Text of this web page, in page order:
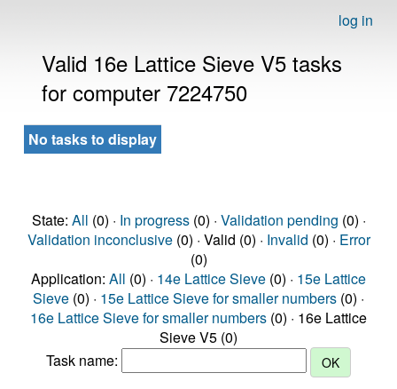
log in
Valid 16e Lattice Sieve V5 tasks
for computer 7224750
No tasks to display
State: All (0) · In progress(0) · Validation pending (0) ·
Validation inconclusive(0) · Valid (0) · Invalid (0) · Error
(0)
Application: All (0) · 14e Lattice Sieve (0) · 15e Lattice
Sieve (0) · 15e Lattice Sieve for smaller numbers (0) ·
16e Lattice Sieve for smaller numbers (0) · 16e Lattice
Sieve V5 (0)
Task name: